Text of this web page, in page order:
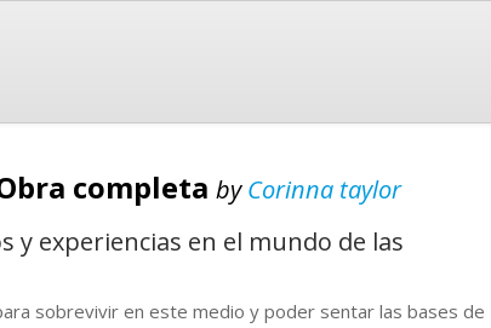
completa byCorinna taylor
y experiencias en el mundo de las
sobrevivir en este medio y poder sentar las bases de